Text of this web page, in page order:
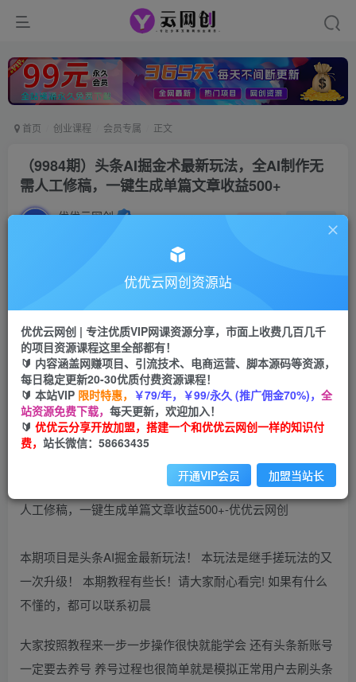
首页 创业课程 会员专属 正文
（9984期）头条AI掘金术最新玩法，全AI制作无
需人工修稿，一键生成单篇文章收益500+
优优云网创 私信
会员专属资源
会员免费
您暂无购买权限，请先开通会员
开通会员
本期项目是头条AI掘金最新玩法！ 本玩法是继手搓玩法的又
一次升级！ 本期教程有些长！请大家耐心看完! 如果有什么
不懂的，都可以联系初晨
大家按照教程来一步一步操作很快就能学会 还有头条新账号
一定要去养号 养号过程也很简单就是模拟正常用户去刷头条
优优云网创资源站
优优云网创 | 专注优质VIP网课资源分享，市面上收费几百几千
的项目资源课程这里全部都有！
🔰 内容涵盖网赚项目、引流技术、电商运营、脚本源码等资源，
每日稳定更新20-30优质付费资源课程！
🔰 本站VIP 限时特惠， ￥79/年，￥99/永久 (推广佣金70%)， 全
站资源免费下载， 每天更新，欢迎加入！
🔰 优优云分享开放加盟，搭建一个和优优云网创一样的知识付
费， 站长微信：58663435
开通VIP会员 加盟当站长